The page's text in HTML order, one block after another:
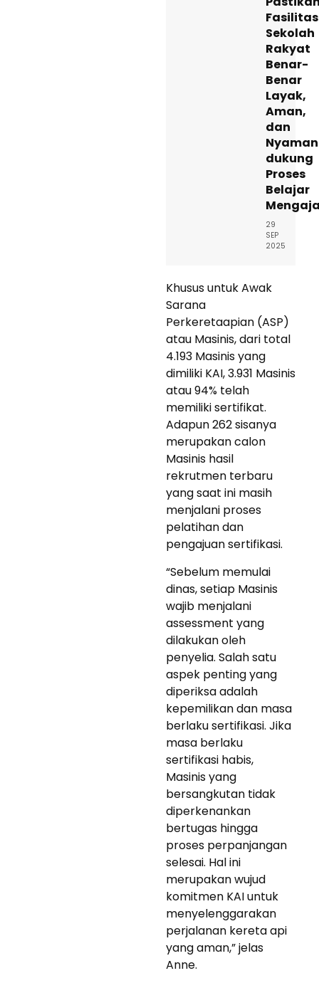
Fasilitas
Sekolah
Rakyat
Benar-
Benar
Layak,
Aman,
dan
Nyaman
dukung
Proses
Belajar
29
SEP
2025
Khusus untuk Awak
Sarana
Perkeretaapian (ASP)
atau Masinis, dari total
4.193 Masinis yang
dimiliki KAI, 3.931 Masinis
atau 94% telah
memiliki sertifikat.
Adapun 262 sisanya
merupakan calon
Masinis hasil
rekrutmen terbaru
yang saat ini masih
menjalani proses
pelatihan dan
pengajuan sertifikasi.
“Sebelum memulai
dinas, setiap Masinis
wajib menjalani
assessment yang
dilakukan oleh
penyelia. Salah satu
aspek penting yang
diperiksa adalah
kepemilikan dan masa
berlaku sertifikasi. Jika
masa berlaku
sertifikasi habis,
Masinis yang
bersangkutan tidak
diperkenankan
bertugas hingga
proses perpanjangan
selesai. Hal ini
merupakan wujud
komitmen KAI untuk
menyelenggarakan
perjalanan kereta api
yang aman,” jelas
Anne.